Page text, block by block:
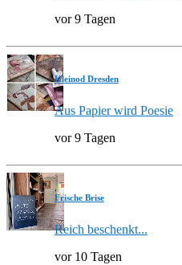
vor 9 Tagen
Kleinod Dresden
Aus Papier wird Poesie
vor 9 Tagen
Frische Brise
Reich beschenkt...
vor 10 Tagen